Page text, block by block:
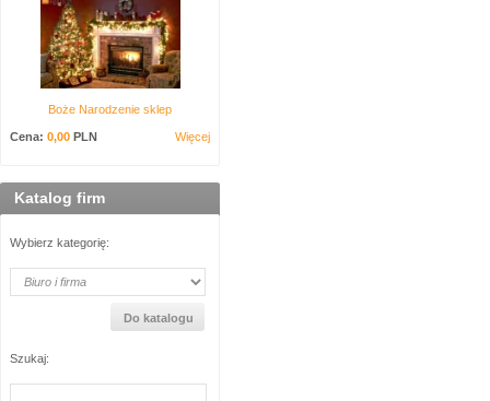
Boże Narodzenie sklep
Cena: 0,00 PLN Więcej
Katalog firm
Wybierz kategorię:
Szukaj: